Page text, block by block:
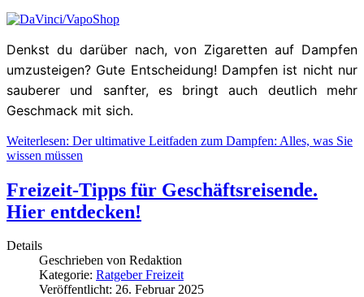
Denkst du darüber nach, von Zigaretten auf Dampfen
umzusteigen? Gute Entscheidung! Dampfen ist nicht nur
sauberer und sanfter, es bringt auch deutlich mehr
Geschmack mit sich.
Weiterlesen: Der ultimative Leitfaden zum Dampfen: Alles, was Sie
wissen müssen
Freizeit-Tipps für Geschäftsreisende.
Hier entdecken!
Details
Geschrieben von Redaktion
Kategorie: Ratgeber Freizeit
Veröffentlicht: 26. Februar 2025